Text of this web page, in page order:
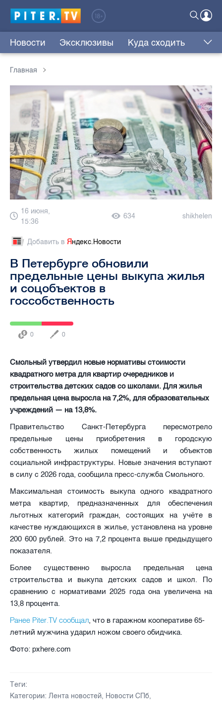
Новости Эксклюзивы Куда сходить
Главная
16 июня,
15:36
634 shikhelen
Добавить в Яндекс.Новости
В Петербурге обновили
предельные цены выкупа жилья
и соцобъектов в
госсобственность
0 0
Смольный утвердил новые нормативы стоимости
квадратного метра для квартир очередников и
строительства детских садов со школами. Для жилья
предельная цена выросла на 7,2%, для образовательных
учреждений — на 13,8%.
Правительство Санкт-Петербурга пересмотрело
предельные цены приобретения в городскую
собственность жилых помещений и объектов
социальной инфраструктуры. Новые значения вступают
в силу с 2026 года, сообщила пресс-служба Смольного.
Максимальная стоимость выкупа одного квадратного
метра квартир, предназначенных для обеспечения
льготных категорий граждан, состоящих на учёте в
качестве нуждающихся в жилье, установлена на уровне
200 600 рублей. Это на 7,2 процента выше предыдущего
показателя.
Более существенно выросла предельная цена
строительства и выкупа детских садов и школ. По
сравнению с нормативами 2025 года она увеличена на
13,8 процента.
Ранее Piter.TV сообщал, что в гаражном кооперативе 65-
летний мужчина ударил ножом своего обидчика.
Фото: pxhere.com
Теги:
Категории: Лента новостей, Новости СПб,